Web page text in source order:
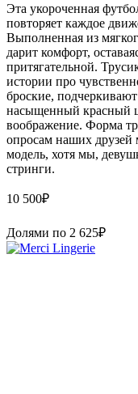
Эта укороченная
повторяет каждое
Выполненная из
дарит комфорт,
притягательной.
истории про
броские,
насыщенный красный
воображение. Форма
опросам наших друзей
модель, хотя мы,
стринги.
10 500₽
Долями по 2 625₽